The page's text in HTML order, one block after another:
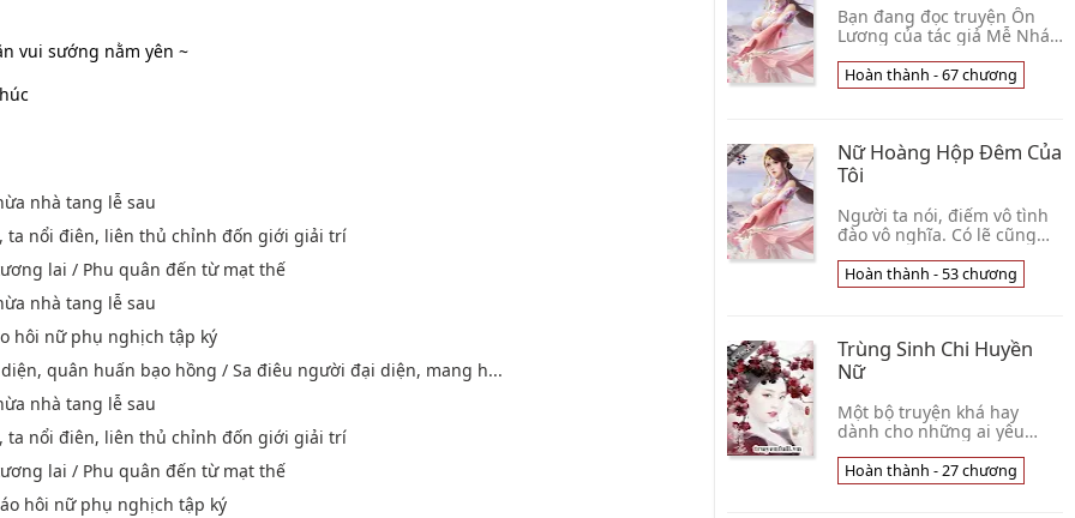
vui sướng nằm yên ~
nhà tang lễ sau
ta nổi điên, liên thủ chỉnh đốn giới giải trí
lai / Phu quân đến từ mạt thế
nhà tang lễ sau
hôi nữ phụ nghịch tập ký
quân huấn bạo hồng / Sa điêu người đại diện, mang h...
nhà tang lễ sau
ta nổi điên, liên thủ chỉnh đốn giới giải trí
lai / Phu quân đến từ mạt thế
hôi nữ phụ nghịch tập ký
Bạn đang đọc truyện Ôn
Lương của tác giả Mễ Nháo
đều nhận được bất ngờ từ
Tả Lộ Dư, chưa từng có thời
Hoàn thành - 67 chương
Nữ Hoàng Hộp Đêm Của
Tôi
Người ta nói, điếm vô tình
đào vô nghĩa. Có lẽ cũng
sòng phẳng, công khai
quan hệ, một loại là che
Hoàn thành - 53 chương
Trùng Sinh Chi Huyền
Nữ
Một bộ truyện khá hay
dành cho những ai yêu
Tựa truyện Trùng Sinh Chi
Huyền Nữ là câu chuyện kể
Hoàn thành - 27 chương